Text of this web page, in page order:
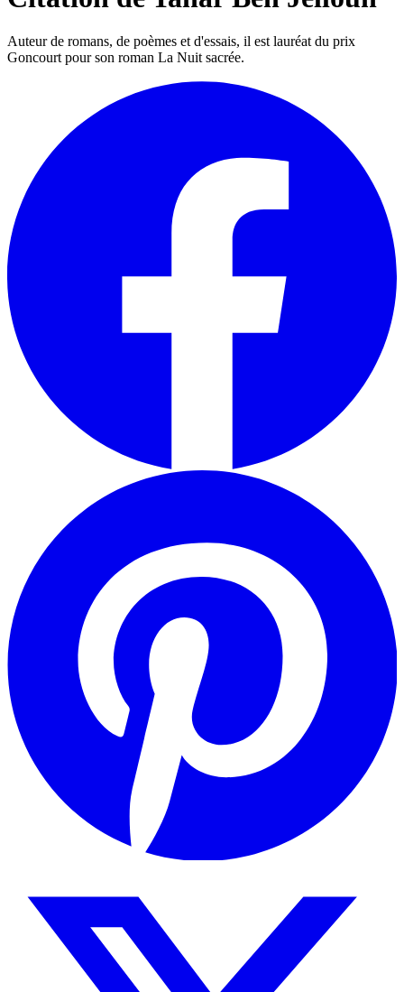
Auteur de romans, de poèmes et d'essais, il est lauréat du prix
Goncourt pour son roman La Nuit sacrée.